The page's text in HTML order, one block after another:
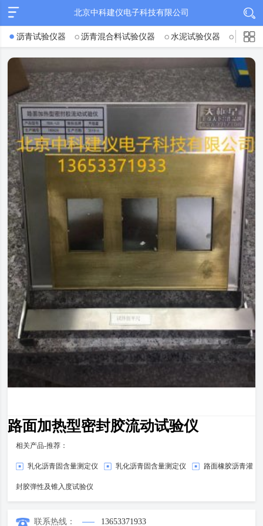
北京中科建仪电子科技有限公司
沥青试验仪器 沥青混合料试验仪器 水泥试验仪器 混凝
路面加热型密封胶流动试验仪
相关产品-推荐：
乳化沥青固含量测定仪 乳化沥青固含量测定仪 路面橡胶沥青灌
封胶弹性及锥入度试验仪
联系热线： 13653371933